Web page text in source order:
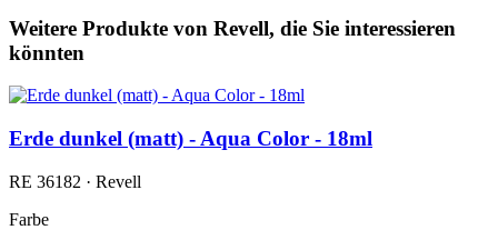
Weitere Produkte von Revell, die Sie interessieren
könnten
Erde dunkel (matt) - Aqua Color - 18ml
RE 36182 · Revell
Farbe